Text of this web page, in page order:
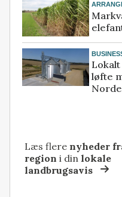
løfte
Læs flere nyheder
region i dinlokale
landbrugsavis